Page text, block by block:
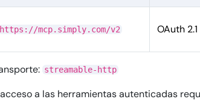
https://mcp.simply.com/v2 OAuth 2.1
streamable-http
a las herramientas autenticadas